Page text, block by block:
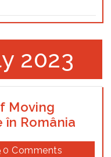
2023
Moving
în România
0 Comments